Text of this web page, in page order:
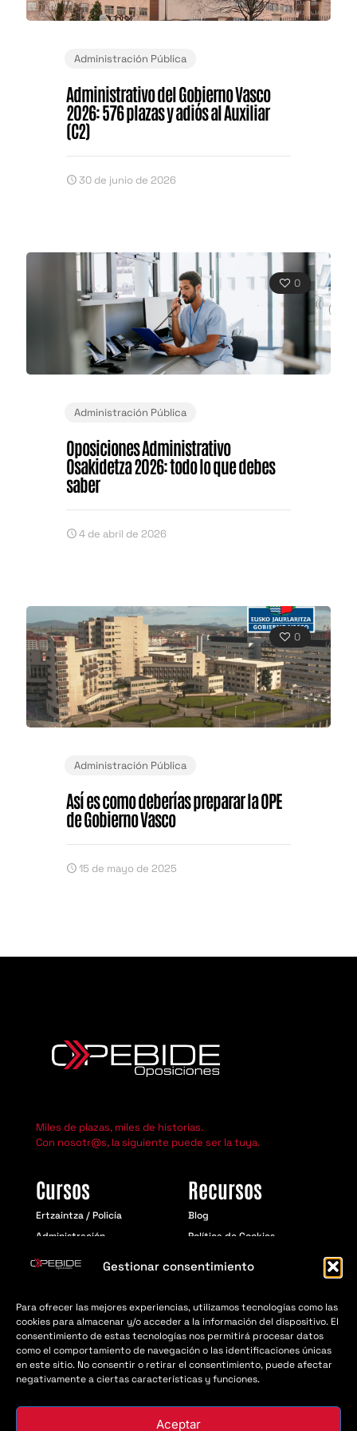
Gestionar consentimiento
Para ofrecer las mejores experiencias, utilizamos tecnologías como las
cookies para almacenar y/o acceder a la información del dispositivo. El
consentimiento de estas tecnologías nos permitirá procesar datos
como el comportamiento de navegación o las identificaciones únicas
en este sitio. No consentir o retirar el consentimiento, puede afectar
negativamente a ciertas características y funciones.
Aceptar
Administración Pública
Administrativo del Gobierno Vasco
2026: 576 plazas y adiós al Auxiliar
(C2)
30 de junio de 2026
0
Administración Pública
Oposiciones Administrativo
Osakidetza 2026: todo lo que debes
saber
4 de abril de 2026
0
Administración Pública
Así es como deberías preparar la OPE
de Gobierno Vasco
15 de mayo de 2025
Miles de plazas, miles de historias.
Con nosotr@s, la siguiente puede ser la tuya.
Cursos
Ertzaintza / Policía
Administración
Educación
Recursos
Blog
Política de Cookies
© Opebide 2018 - 2026 | Todos los derechos
resevados